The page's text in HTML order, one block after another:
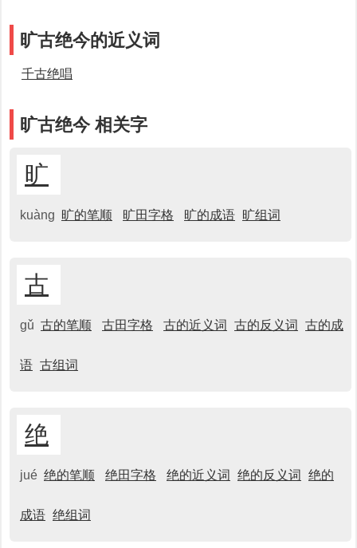
旷古绝今的近义词
千古绝唱
旷古绝今 相关字
旷
kuàng 旷的笔顺 旷田字格 旷的成语 旷组词
古
gǔ 古的笔顺 古田字格 古的近义词 古的反义词 古的成
语 古组词
绝
jué 绝的笔顺 绝田字格 绝的近义词 绝的反义词 绝的
成语 绝组词